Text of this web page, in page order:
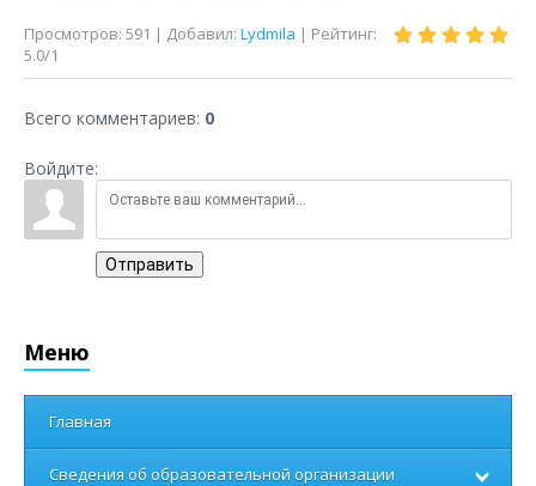
Просмотров: 591 | Добавил: Lydmila | Рейтинг:
5.0/1
Всего комментариев: 0
Войдите:
Отправить
Меню
Главная
Сведения об образовательной организации